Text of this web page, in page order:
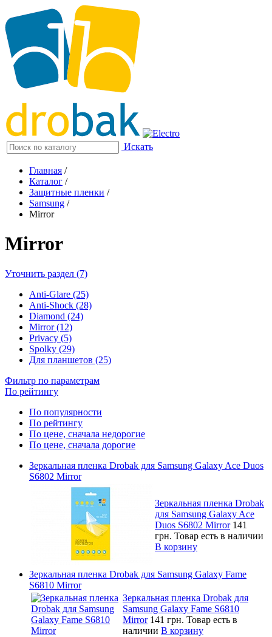
Искать
Главная /
Каталог /
Защитные пленки /
Samsung /
Mirror
Mirror
Уточнить раздел (7)
Anti-Glare (25)
Anti-Shock (28)
Diamond (24)
Mirror (12)
Privacy (5)
Spolky (29)
Для планшетов (25)
Фильтр по параметрам
По рейтингу
По популярности
По рейтингу
По цене, сначала недорогие
По цене, сначала дорогие
Зеркальная пленка Drobak для Samsung Galaxy Ace Duos
S6802 Mirror
Зеркальная пленка Drobak
для Samsung Galaxy Ace
Duos S6802 Mirror 141
грн. Товар есть в наличии
В корзину
Зеркальная пленка Drobak для Samsung Galaxy Fame
S6810 Mirror
Зеркальная пленка Drobak для
Samsung Galaxy Fame S6810
Mirror 141 грн. Товар есть в
наличии В корзину